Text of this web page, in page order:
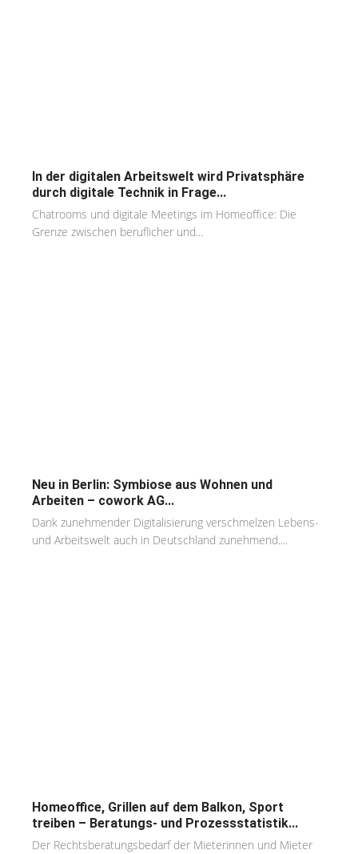
In der digitalen Arbeitswelt wird Privatsphäre
durch digitale Technik in Frage...
Chatrooms und digitale Meetings im Homeoffice: Die
Grenze zwischen beruflicher und...
Neu in Berlin: Symbiose aus Wohnen und
Arbeiten – cowork AG...
Dank zunehmender Digitalisierung verschmelzen Lebens-
und Arbeitswelt auch in Deutschland zunehmend....
Homeoffice, Grillen auf dem Balkon, Sport
treiben – Beratungs- und Prozessstatistik...
Der Rechtsberatungsbedarf der Mieterinnen und Mieter